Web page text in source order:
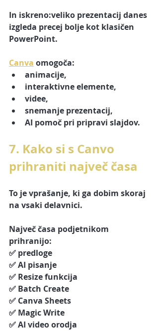
In iskreno:veliko prezentacij danes
izgleda precej bolje kot klasičen
PowerPoint.
Canva omogoča:
animacije,
interaktivne elemente,
videe,
snemanje prezentacij,
AI pomoč pri pripravi slajdov.
7. Kako si s Canvo
prihraniti največ časa
To je vprašanje, ki ga dobim skoraj
na vsaki delavnici.
Največ časa podjetnikom
prihranijo:
✅ predloge
✅ AI pisanje
✅ Resize funkcija
✅ Batch Create
✅ Canva Sheets
✅ Magic Write
✅ AI video orodja